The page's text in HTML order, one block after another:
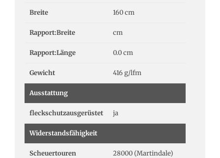
Breite 160 cm
Rapport:Breite cm
Rapport:Länge 0.0 cm
Gewicht 416 g/lfm
Ausstattung
fleckschutzausgerüstet ja
Widerstandsfähigkeit
Scheuertouren 28000 (Martindale)